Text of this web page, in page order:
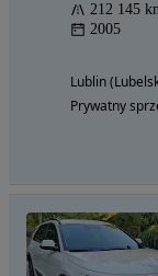
212 145
2005
Lublin
Prywatny